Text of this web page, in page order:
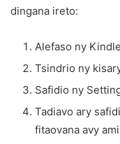
dingana ireto:
Alefaso ny
Tsindrio ny
Safidio ny
Tadiavo ary
fitaovana avy